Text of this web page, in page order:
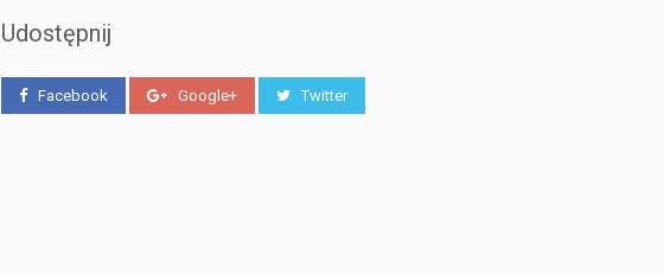
Udostępnij
Facebook Google+ Twitter